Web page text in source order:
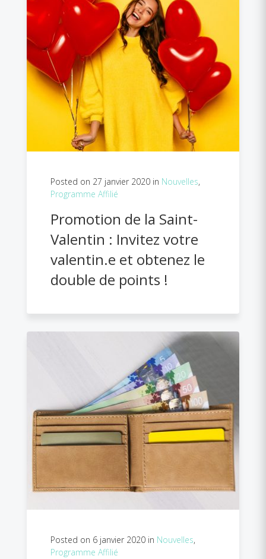
Posted on 27 janvier 2020 in Nouvelles,
Programme Affilié
Promotion de la Saint-
Valentin : Invitez votre
valentin.e et obtenez le
double de points !
Posted on 6 janvier 2020 in Nouvelles,
Programme Affilié